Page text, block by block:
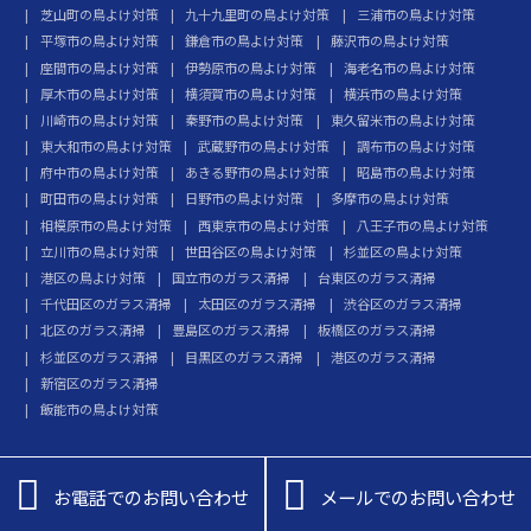
芝山町の鳥よけ対策 九十九里町の鳥よけ対策
三浦市の鳥よけ対策
平塚市の鳥よけ対策
鎌倉市の鳥よけ対策
藤沢市の鳥よけ対策
座間市の鳥よけ対策
伊勢原市の鳥よけ対策
海老名市の鳥よけ対策
厚木市の鳥よけ対策
横須賀市の鳥よけ対策
横浜市の鳥よけ対策
川崎市の鳥よけ対策
秦野市の鳥よけ対策
東久留米市の鳥よけ対策
東大和市の鳥よけ対策
武蔵野市の鳥よけ対策
調布市の鳥よけ対策
府中市の鳥よけ対策
あきる野市の鳥よけ対策
昭島市の鳥よけ対策
町田市の鳥よけ対策
日野市の鳥よけ対策
多摩市の鳥よけ対策
相模原市の鳥よけ対策
西東京市の鳥よけ対策
八王子市の鳥よけ対策
立川市の鳥よけ対策
世田谷区の鳥よけ対策
杉並区の鳥よけ対策
港区の鳥よけ対策
国立市のガラス清掃
台東区のガラス清掃
千代田区のガラス清掃
太田区のガラス清掃
渋谷区のガラス清掃
北区のガラス清掃
豊島区のガラス清掃
板橋区のガラス清掃
杉並区のガラス清掃
目黒区のガラス清掃
港区のガラス清掃
新宿区のガラス清掃
飯能市の鳥よけ対策
 お電話でのお問い合わせ  メールでのお問い合わせ